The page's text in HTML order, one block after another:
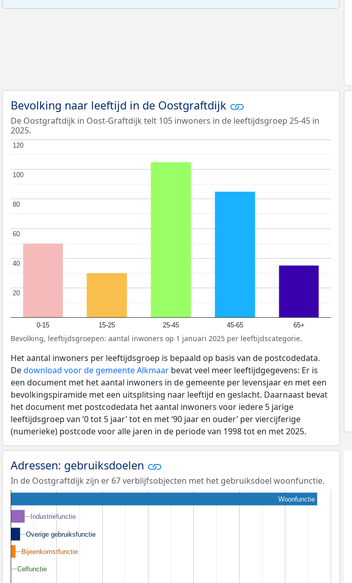
Bevolking naar leeftijd in de Oostgraftdijk
De Oostgraftdijk in Oost-Graftdijk telt 105 inwoners in de leeftijdsgroep 25-45 in
2025.
0-15 15-25 25-45 45-65 65+
20
20
40
40
60
60
80
80
100
100
120
120
Bevolking, leeftijdsgroepen: aantal inwoners op 1 januari 2025 per leeftijdscategorie.
Het aantal inwoners per leeftijdsgroep is bepaald op basis van de postcodedata.
Dedownload voor de gemeente Alkmaar bevat veel meer leeftijdgegevens: Er is
een document met het aantal inwoners in de gemeente per levensjaar en met een
bevolkingspiramide met een uitsplitsing naar leeftijd en geslacht. Daarnaast bevat
het document met postcodedata het aantal inwoners voor iedere 5 jarige
leeftijdsgroep van ‘0 tot 5 jaar’ tot en met ‘90 jaar en ouder’ per viercijferige
(numerieke) postcode voor alle jaren in de periode van 1998 tot en met 2025.
Adressen: gebruiksdoelen
In de Oostgraftdijk zijn er 67 verblijfsobjecten met het gebruiksdoel woonfunctie.
Woonfunctie
Industriefunctie
Industriefunctie
Overige gebruiksfunctie
Overige gebruiksfunctie
Bijeenkomstfunctie
Bijeenkomstfunctie
Celfunctie
Celfunctie